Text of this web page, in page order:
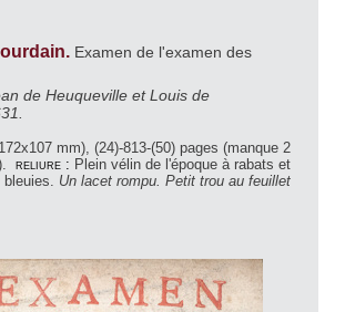
Examen de l'examen des
de Heuqueville et Louis de
mm), (24)-813-(50) pages (manque 2
reliure : Plein vélin de l'époque à rabats et
bleuies. Un lacet rompu. Petit trou au feuillet